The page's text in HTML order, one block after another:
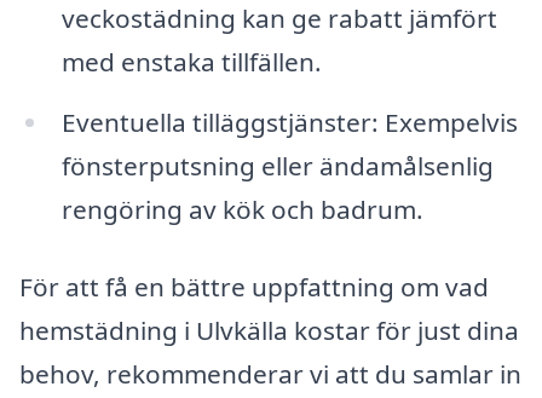
veckostädning kan ge rabatt jämfört
med enstaka tillfällen.
Eventuella tilläggstjänster: Exempelvis
fönsterputsning eller ändamålsenlig
rengöring av kök och badrum.
För att få en bättre uppfattning om vad
hemstädning i Ulvkälla kostar för just dina
behov, rekommenderar vi att du samlar in